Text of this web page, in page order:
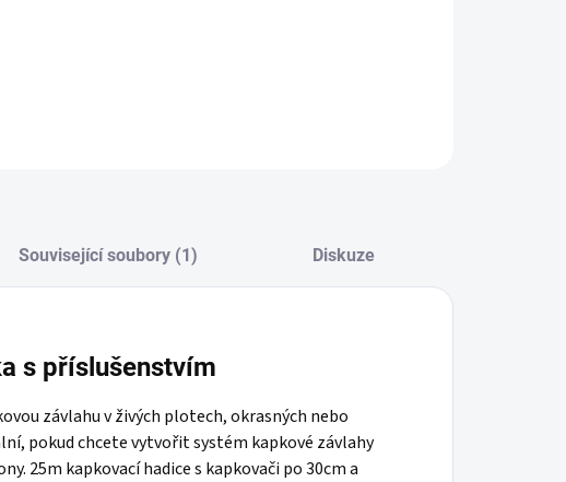
Související soubory (1) Diskuze
s příslušenstvím
závlahu v živých plotech, okrasných nebo
pokud chcete vytvořit systém kapkové závlahy
25m kapkovací hadice s kapkovači po 30cm a